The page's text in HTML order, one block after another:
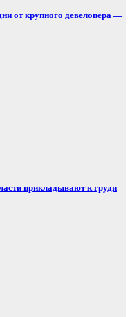
от крупного девелопера —
прикладывают к груди